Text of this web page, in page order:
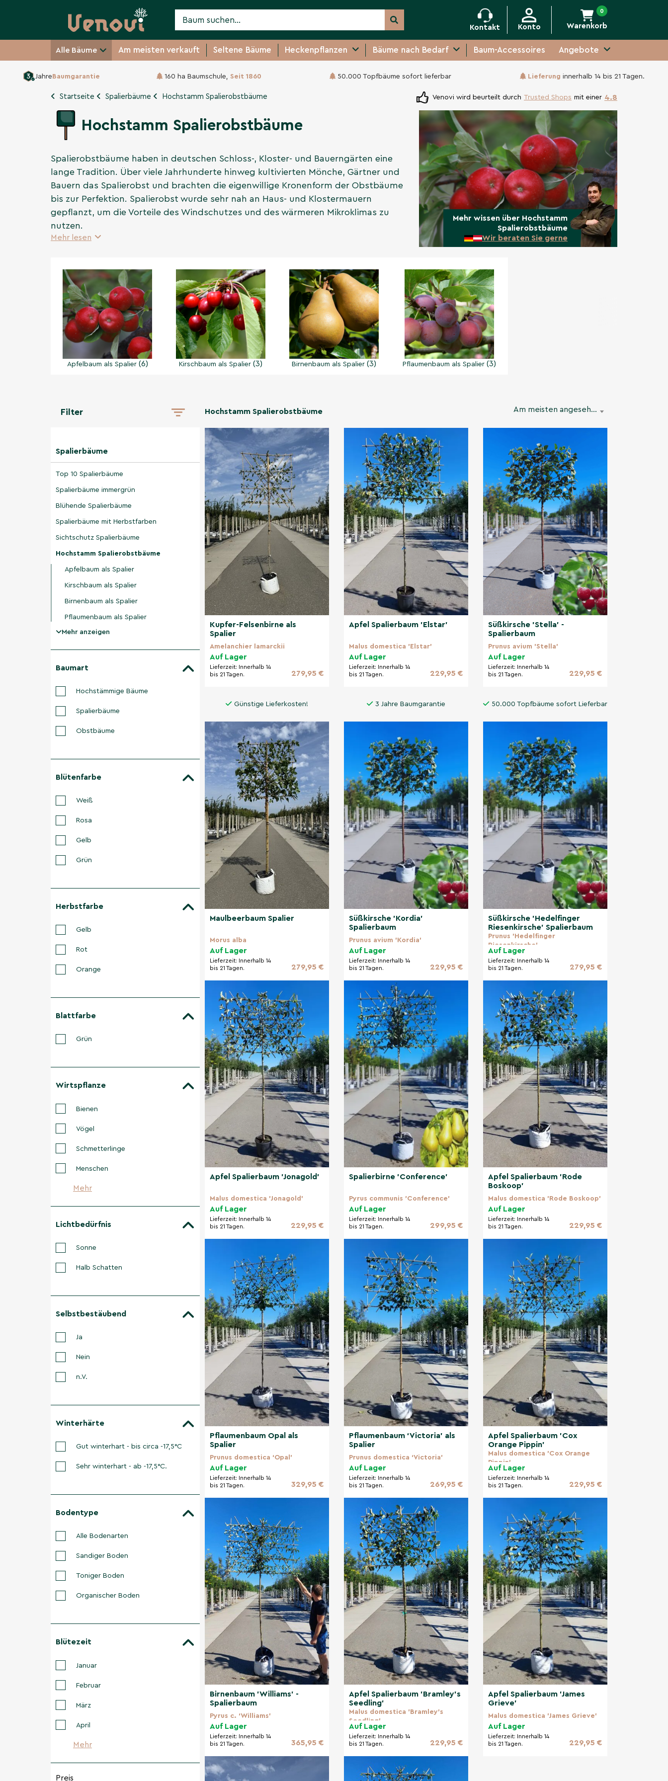
Kontakt Konto Warenkorb
0
Alle Bäume Am meisten verkauft Seltene Bäume Heckenpflanzen Bäume nach Bedarf Baum-Accessoires Angebote
JahreBaumgarantie 160 ha Baumschule, Seit 1860 50.000 Topfbäume sofort lieferbar Lieferung innerhalb 14 bis 21 Tagen.
Startseite Spalierbäume Hochstamm Spalierobstbäume Venovi wird beurteilt durch Trusted Shops mit einer 4.8
Hochstamm Spalierobstbäume
Spalierobstbäume haben in deutschen Schloss-, Kloster- und Bauerngärten eine
lange Tradition. Über viele Jahrhunderte hinweg kultivierten Mönche, Gärtner und
Bauern das Spalierobst und brachten die eigenwillige Kronenform der Obstbäume
bis zur Perfektion. Spalierobst wurde sehr nah an Haus- und Klostermauern
gepflanzt, um die Vorteile des Windschutzes und des wärmeren Mikroklimas zu
nutzen.
Mehr lesen
Mehr wissen über Hochstamm
Spalierobstbäume
Wir beraten Sie gerne
Apfelbaum als Spalier(6) Kirschbaum als Spalier (3) Birnenbaum als Spalier (3) Pflaumenbaum als Spalier (3)
Filter
Spalierbäume
Top 10 Spalierbäume
Spalierbäume immergrün
Blühende Spalierbäume
Spalierbäume mit Herbstfarben
Sichtschutz Spalierbäume
Hochstamm Spalierobstbäume
Apfelbaum als Spalier
Kirschbaum als Spalier
Birnenbaum als Spalier
Pflaumenbaum als Spalier
Mehr anzeigen
Baumart
Hochstämmige Bäume
Spalierbäume
Obstbäume
Blütenfarbe
Weiß
Rosa
Gelb
Grün
Herbstfarbe
Gelb
Rot
Orange
Blattfarbe
Grün
Wirtspflanze
Bienen
Vögel
Schmetterlinge
Menschen
Mehr
Lichtbedürfnis
Sonne
Halb Schatten
Selbstbestäubend
Ja
Nein
n.V.
Winterhärte
Gut winterhart - bis circa -17,5°C
Sehr winterhart - ab -17,5°C.
Bodentype
Alle Bodenarten
Sandiger Boden
Toniger Boden
Organischer Boden
Blütezeit
Januar
Februar
März
April
Mehr
Preis
Hochstamm Spalierobstbäume Am meisten angesehen
Kupfer-Felsenbirne als
Spalier
Amelanchier lamarckii
Auf Lager
Lieferzeit: Innerhalb 14
bis 21 Tagen.
279,95 €
Apfel Spalierbaum 'Elstar'
Malus domestica 'Elstar'
Auf Lager
Lieferzeit: Innerhalb 14
bis 21 Tagen.
229,95 €
Süßkirsche 'Stella' -
Spalierbaum
Prunus avium 'Stella'
Auf Lager
Lieferzeit: Innerhalb 14
bis 21 Tagen.
229,95 €
Günstige Lieferkosten! 3 Jahre Baumgarantie 50.000 Topfbäume sofort Lieferbar
Maulbeerbaum Spalier
Morus alba
Auf Lager
Lieferzeit: Innerhalb 14
bis 21 Tagen.
279,95 €
Süßkirsche 'Kordia'
Spalierbaum
Prunus avium 'Kordia'
Auf Lager
Lieferzeit: Innerhalb 14
bis 21 Tagen.
229,95 €
Süßkirsche 'Hedelfinger
Riesenkirsche' Spalierbaum
Prunus 'Hedelfinger
Riesenkirsche'
Auf Lager
Lieferzeit: Innerhalb 14
bis 21 Tagen.
279,95 €
Apfel Spalierbaum 'Jonagold'
Malus domestica 'Jonagold'
Auf Lager
Lieferzeit: Innerhalb 14
bis 21 Tagen.
229,95 €
Spalierbirne 'Conference'
Pyrus communis 'Conference'
Auf Lager
Lieferzeit: Innerhalb 14
bis 21 Tagen.
299,95 €
Apfel Spalierbaum 'Rode
Boskoop'
Malus domestica 'Rode Boskoop'
Auf Lager
Lieferzeit: Innerhalb 14
bis 21 Tagen.
229,95 €
Pflaumenbaum Opal als
Spalier
Prunus domestica ‘Opal'
Auf Lager
Lieferzeit: Innerhalb 14
bis 21 Tagen.
329,95 €
Pflaumenbaum ‘Victoria’ als
Spalier
Prunus domestica ‘Victoria’
Auf Lager
Lieferzeit: Innerhalb 14
bis 21 Tagen.
269,95 €
Apfel Spalierbaum 'Cox
Orange Pippin'
Malus domestica 'Cox Orange
Pippin'
Auf Lager
Lieferzeit: Innerhalb 14
bis 21 Tagen.
229,95 €
Birnenbaum 'Williams' -
Spalierbaum
Pyrus c. ‘Williams’
Auf Lager
Lieferzeit: Innerhalb 14
bis 21 Tagen.
365,95 €
Apfel Spalierbaum 'Bramley's
Seedling'
Malus domestica 'Bramley's
Seedling'
Auf Lager
Lieferzeit: Innerhalb 14
bis 21 Tagen.
229,95 €
Apfel Spalierbaum 'James
Grieve'
Malus domestica 'James Grieve'
Auf Lager
Lieferzeit: Innerhalb 14
bis 21 Tagen.
229,95 €